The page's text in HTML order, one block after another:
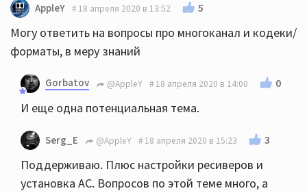
AppleY 18 апреля 2020 в 13:52 5
Могу ответить на вопросы про многоканал и кодеки/
форматы, в меру знаний
Gorbatov @AppleY 18 апреля 2020 в 14:00 0
И еще одна потенциальная тема.
Serg_E @AppleY 18 апреля 2020 в 15:23 3
Поддерживаю. Плюс настройки ресиверов и
установка АС. Вопросов по этой теме много, а